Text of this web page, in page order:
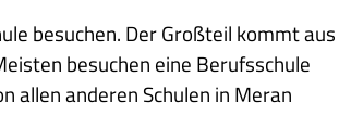
besuchen. Der Großteil kommt aus
besuchen eine Berufsschule
allen anderen Schulen in Meran